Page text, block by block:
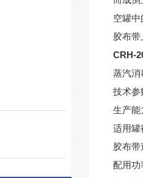
空罐
胶布
CRH-
蒸汽消
技术参
生产能
适用罐
胶布
配用功